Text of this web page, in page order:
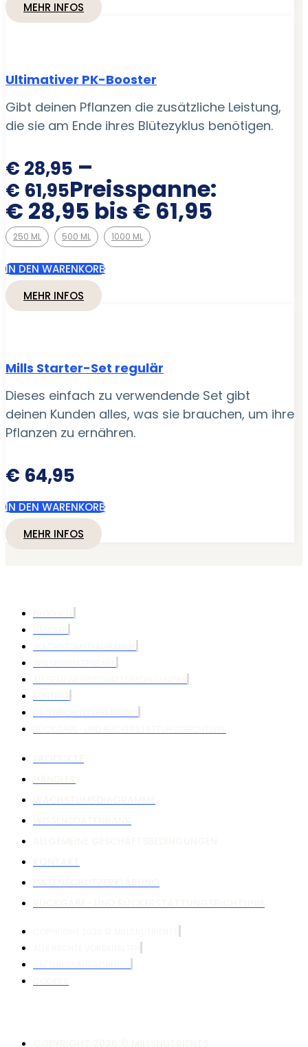
MEHR INFOS
Ultimativer PK-Booster
Gibt deinen Pflanzen die zusätzliche Leistung,
die sie am Ende ihres Blütezyklus benötigen.
€ 28,95 –
€ 61,95Preisspanne:
€ 28,95 bis € 61,95
250 ML 500 ML 1000 ML
IN DEN WARENKORB
MEHR INFOS
Mills Starter-Set regulär
Dieses einfach zu verwendende Set gibt
deinen Kunden alles, was sie brauchen, um ihre
Pflanzen zu ernähren.
€ 64,95
IN DEN WARENKORB
MEHR INFOS